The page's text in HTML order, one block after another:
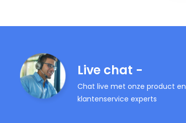
Live chat -
Chat live met onze product en
klantenservice experts